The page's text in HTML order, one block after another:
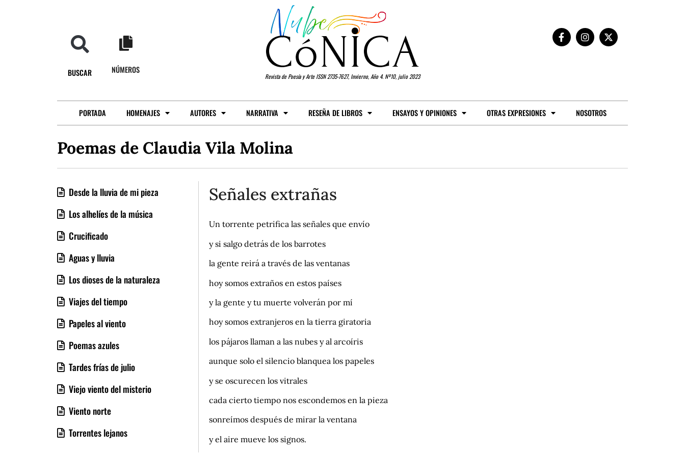
BUSCAR NÚMEROS
Revista de Poesía y Arte ISSN 2735-7627, Invierno, Año 4. Nº10, julio 2023
PORTADA HOMENAJES AUTORES NARRATIVA RESEÑA DE LIBROS ENSAYOS Y OPINIONES OTRAS EXPRESIONES NOSOTROS
Poemas de Claudia Vila Molina
Desde la lluvia de mi pieza
Los alhelíes de la música
Crucificado
Aguas y lluvia
Los dioses de la naturaleza
Viajes del tiempo
Papeles al viento
Poemas azules
Tardes frías de julio
Viejo viento del misterio
Viento norte
Torrentes lejanos
Señales extrañas
Un torrente petrifica las señales que envío
y si salgo detrás de los barrotes
la gente reirá a través de las ventanas
hoy somos extraños en estos países
y la gente y tu muerte volverán por mí
hoy somos extranjeros en la tierra giratoria
los pájaros llaman a las nubes y al arcoíris
aunque solo el silencio blanquea los papeles
y se oscurecen los vitrales
cada cierto tiempo nos escondemos en la pieza
sonreímos después de mirar la ventana
y el aire mueve los signos.